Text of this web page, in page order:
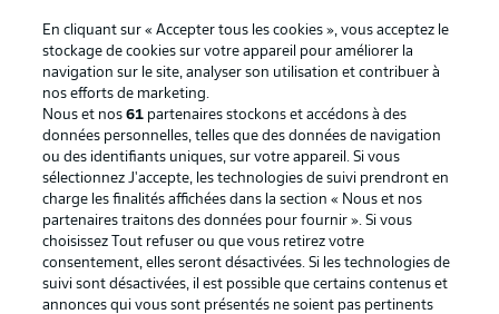
La publicité Conditions d’utilisation des
Mentions Légales Gérer mes préférences
Déclaration de Diffuseurs
En cliquant sur « Accepter tous les cookies », vous acceptez le
stockage de cookies sur votre appareil pour améliorer la
navigation sur le site, analyser son utilisation et contribuer à
nos efforts de marketing.
Nous et nos61 partenaires stockons et accédons à des
données personnelles, telles que des données de navigation
ou des identifiants uniques, sur votre appareil. Si vous
sélectionnez J'accepte, les technologies de suivi prendront en
charge les finalités affichées dans la section « Nous et nos
partenaires traitons des données pour fournir ». Si vous
choisissez Tout refuser ou que vous retirez votre
consentement, elles seront désactivées. Si les technologies de
suivi sont désactivées, il est possible que certains contenus et
annonces qui vous sont présentés ne soient pas pertinents